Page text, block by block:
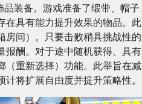
装备。游戏准备了缎带、帽子
在具有能力提升效果的物品。此
房间）。只要击败稍具挑战性的
报酬。对于途中随机获得、具有
（重新选择）功能。此举旨在减
将扩展自由度并提升策略性。